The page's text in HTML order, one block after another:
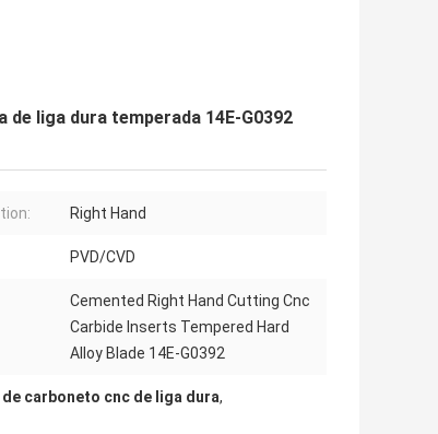
liga dura temperada 14E-G0392
Right Hand
PVD/CVD
Cemented Right Hand Cutting Cnc
Carbide Inserts Tempered Hard
Alloy Blade 14E-G0392
carboneto cnc de liga dura,